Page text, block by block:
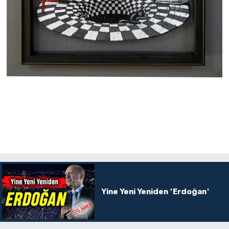
Yine Yeni Yeniden ‘Erdoğan'